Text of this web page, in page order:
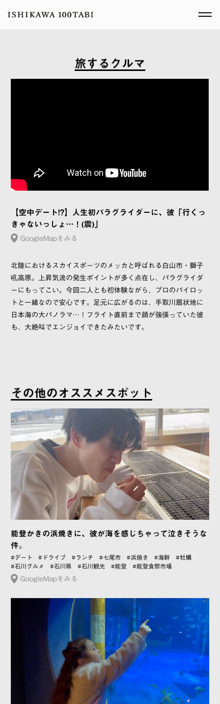
旅 す る ク ルマ
【空中デート!?】人生初パラグライダーに、彼「行くっ
きゃないっしょ…！(震)」
GoogleMapをみる
北陸におけるスカイスポーツのメッカと呼ばれる白山市・獅子
吼高原。上昇気流の発生ポイントが多く点在し、パラグライダ
ーにもってこい。今回二人とも初体験ながら、プロのパイロッ
トと一緒なので安心です。足元に広がるのは、手取川扇状地に
日本海の大パノラマ…！フライト直前まで顔が強張っていた彼
も、大絶叫でエンジョイできたみたいです。
そ の他の オ ス ス メ ス ポ ッ ト
能登かきの浜焼きに、彼が海を感じちゃって泣きそうな
件。
#デート #ドライブ #ランチ #七尾市 #浜焼き #海鮮
#牡蠣
#石川グルメ
#石川県 #石川観光 #能登 #能登食祭市場
GoogleMapをみる